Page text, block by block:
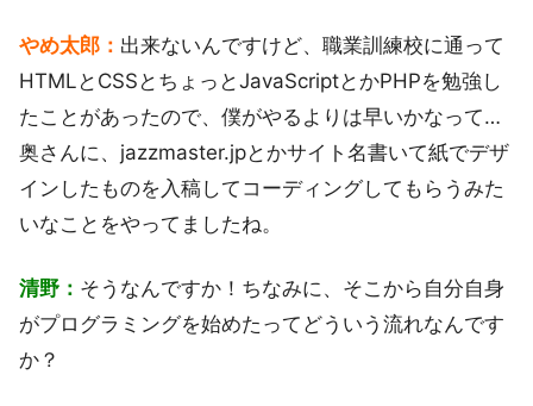
やめ太郎： 出来ないんですけど、職業訓練校に通って
HTMLとCSSとちょっとJavaScriptとかPHPを勉強し
たことがあったので、僕がやるよりは早いかなって…
奥さんに、jazzmaster.jpとかサイト名書いて紙でデザ
インしたものを入稿してコーディングしてもらうみた
いなことをやってましたね。
清野： そうなんですか！ちなみに、そこから自分自身
がプログラミングを始めたってどういう流れなんです
か？